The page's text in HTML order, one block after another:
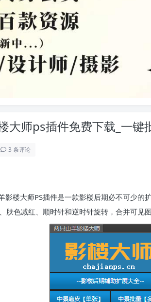
大师ps插件免费下载_一键
3 条评论
影楼大师PS插件是一款影楼后期必不可少的
肤色减红、顺时针和逆时针旋转，合并可见图